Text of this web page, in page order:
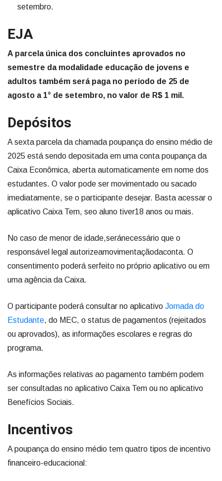
setembro.
EJA
A parcela única dos concluintes aprovados no
semestre da modalidade educação de jovens e
adultos também será paga no período de 25 de
agosto a 1° de setembro, no valor de R$ 1 mil.
Depósitos
A sexta parcela da chamada poupança do ensino médio de
2025 está sendo depositada em uma conta poupança da
Caixa Econômica, aberta automaticamente em nome dos
estudantes. O valor pode ser movimentado ou sacado
imediatamente, se o participante desejar. Basta acessar o
aplicativo Caixa Tem, seo aluno tiver18 anos ou mais.
No caso de menor de idade,seránecessário que o
responsável legal autorizeamovimentaçãodaconta. O
consentimento poderá serfeito no próprio aplicativo ou em
uma agência da Caixa.
O participante poderá consultar no aplicativo Jornada do
Estudante, do MEC, o status de pagamentos (rejeitados
ou aprovados), as informações escolares e regras do
programa.
As informações relativas ao pagamento também podem
ser consultadas no aplicativo Caixa Tem ou no aplicativo
Benefícios Sociais.
Incentivos
A poupança do ensino médio tem quatro tipos de incentivo
financeiro-educacional: